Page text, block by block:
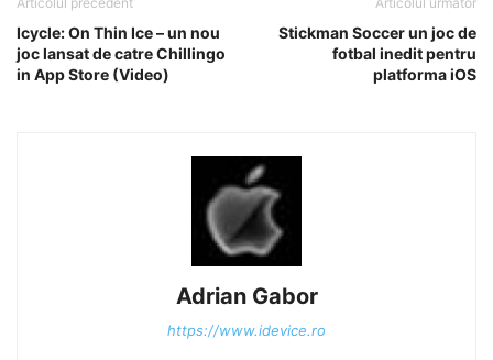
Icycle: On Thin Ice – un nou
joc lansat de catre Chillingo
in App Store (Video)
Stickman Soccer un joc de
fotbal inedit pentru
platforma iOS
Adrian Gabor
https://www.idevice.ro